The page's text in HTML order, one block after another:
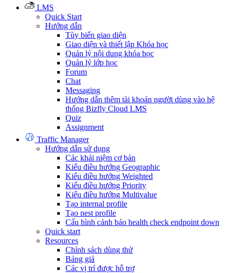
LMS
Quick Start
Hướng dẫn
Tùy biến giao diện
Giao diện và thiết lập Khóa học
Quản lý nội dung khóa học
Quản lý lớp học
Forum
Chat
Messaging
Hướng dẫn thêm tài khoản người dùng vào hệ
thống Bizfly Cloud LMS
Quiz
Assignment
Traffic Manager
Hướng dẫn sử dụng
Các khái niệm cơ bản
Kiểu điều hướng Geographic
Kiểu điều hướng Weighted
Kiểu điều hướng Priority
Kiểu điều hướng Multivalue
Tạo internal profile
Tạo nest profile
Cấu hình cảnh báo health check endpoint down
Quick start
Resources
Chính sách dùng thử
Bảng giá
Các vị trí được hỗ trợ